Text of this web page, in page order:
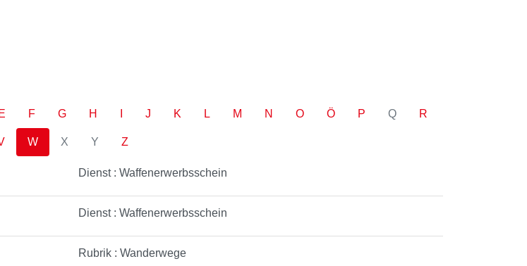
E F G H J K L M N O Ö P Q R
W X Y Z
Dienst : Waffenerwerbsschein
Dienst : Waffenerwerbsschein
Rubrik : Wanderwege